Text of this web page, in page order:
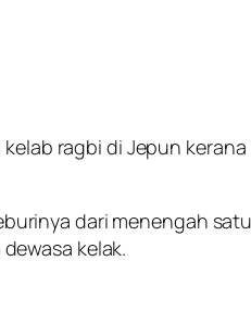
ragbi di Jepun kerana
dari menengah
kelak.